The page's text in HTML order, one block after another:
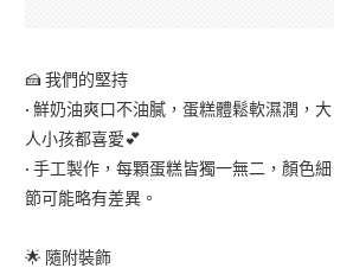
🍰 我們的堅持
· 鮮奶油爽口不油膩，蛋糕體鬆軟濕潤，大
人小孩都喜愛💕
· 手工製作，每顆蛋糕皆獨一無二，顏色細
節可能略有差異。
🌟 隨附裝飾